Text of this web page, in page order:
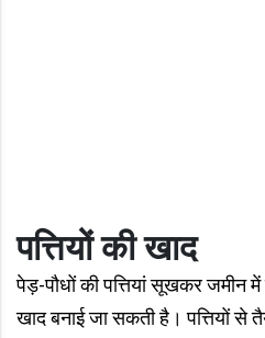
पत्तियों की खाद
पेड़-पौधों की पत्तियां सूखकर जमीन
खाद बनाई जा सकती है। पत्तियों से